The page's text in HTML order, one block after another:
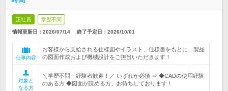
正社員 学歴不問
情報更新日：2026/07/14 終了予定日： 2026/10/01
仕事内容
お客様から支給される仕様図やイラスト、仕様書をもとに、製品
の図面作成および機械設計をご担当いただきます！
対象と
なる方
＼学歴不問・経験者歓迎！／ いずれか必須 ⇒ ◆CADの使用経験
のある方 ◆図面が読める方、お待ちしております！